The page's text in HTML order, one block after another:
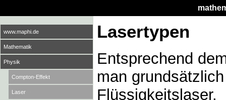
www.maphi.de
Mathematik
Physik
Compton-Effekt
Laser
Lasertypen
Entsprechend
man
Flüssigkeitslaser.